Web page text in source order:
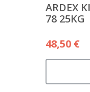
ARDEX
78 25KG
48,50 €